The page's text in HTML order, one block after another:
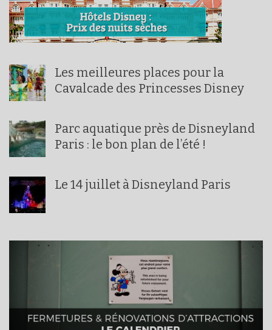
Les meilleures places pour la
Cavalcade des Princesses Disney
Parc aquatique près de Disneyland
Paris : le bon plan de l’été !
Le 14 juillet à Disneyland Paris